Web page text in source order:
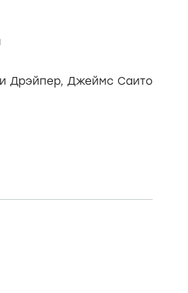
Дрэйпер, Джеймс Саито